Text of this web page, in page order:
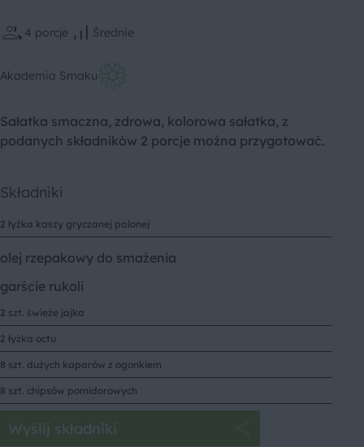
4 porcje Średnie
Akademia Smaku
Sałatka smaczna, zdrowa, kolorowa sałatka, z
podanych składników 2 porcje można przygotować.
Składniki
2 łyżka kaszy gryczanej palonej
olej rzepakowy do smażenia
garście rukoli
2 szt. świeże jajka
2 łyżka octu
8 szt. dużych kaparów z ogonkiem
8 szt. chipsów pomidorowych
Wyślij składniki